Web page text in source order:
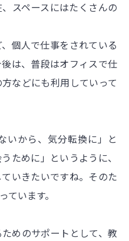
スペースにはたくさんの
個人で仕事をされている
は、普段はオフィスで仕
などにも利用していって
いから、気分転換に」と
ために」というように、
いきたいですね。そのた
います。
めのサポートとして、教